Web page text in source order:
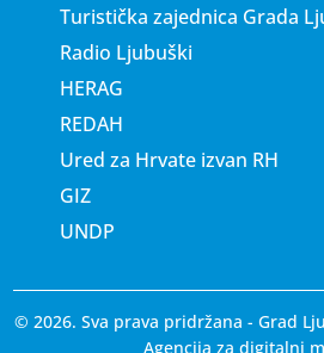
Turistička zajednica Grada
Radio Ljubuški
HERAG
REDAH
Ured za Hrvate izvan RH
GIZ
UNDP
© 2026. Sva prava pridržana - Grad
Agencija za digitalni